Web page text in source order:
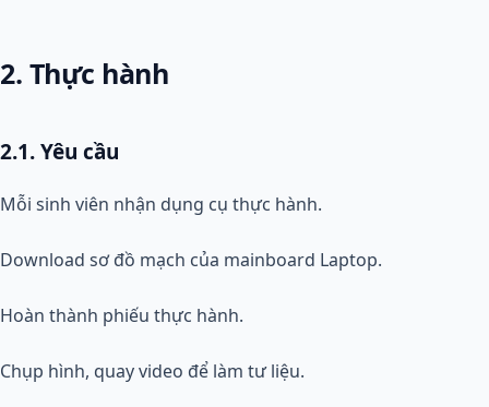
2. Thực hành
2.1. Yêu cầu
Mỗi sinh viên nhận dụng cụ thực hành.
Download sơ đồ mạch của mainboard Laptop.
Hoàn thành phiếu thực hành.
Chụp hình, quay video để làm tư liệu.